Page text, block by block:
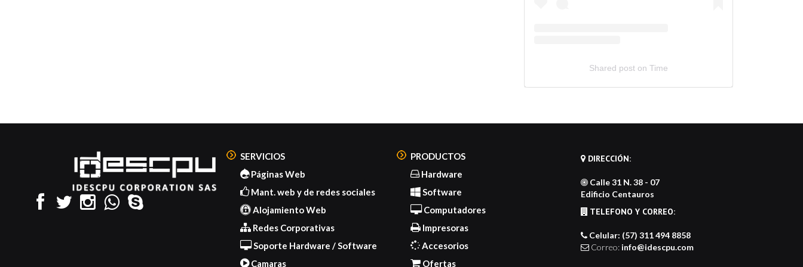
Shared poston Time
Post
SERVICIOS
Páginas Web
Mant. web y de redes sociales
Alojamiento Web
Redes Corporativas
Soporte Hardware / Software
Camaras
PRODUCTOS
Hardware
Software
Computadores
Impresoras
Accesorios
Ofertas
DIRECCIÓN:
Calle 31 N. 38 - 07
Edificio Centauros
TELEFONO Y CORREO:
Celular: (57) 311 494 8858
Correo: info@idescpu.com